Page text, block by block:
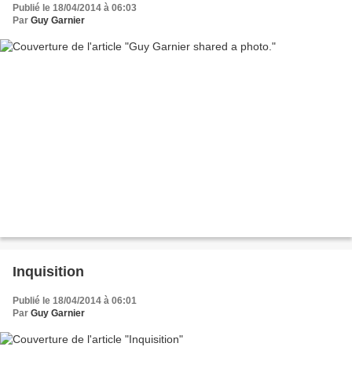
Publié le 18/04/2014 à 06:03
Par Guy Garnier
Inquisition
Publié le 18/04/2014 à 06:01
Par Guy Garnier